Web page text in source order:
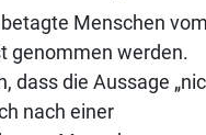
Menschen vom
genommen werden.
dass die Aussage
nach einer